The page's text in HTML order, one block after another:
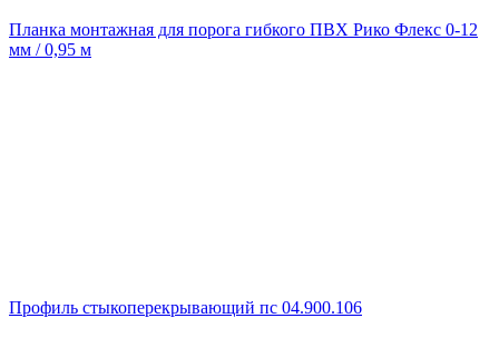
Планка монтажная для порога гибкого ПВХ Рико Флекс 0-12
мм / 0,95 м
Профиль стыкоперекрывающий пс 04.900.106